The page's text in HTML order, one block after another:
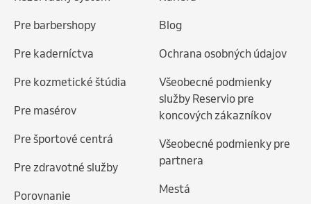
Pre barbershopy
Pre kaderníctva
Pre kozmetické štúdia
Pre masérov
Pre športové centrá
Pre zdravotné služby
Porovnanie
Blog
Ochrana osobných údajov
Všeobecné podmienky
služby Reservio pre
koncových zákazníkov
Všeobecné podmienky pre
partnera
Mestá